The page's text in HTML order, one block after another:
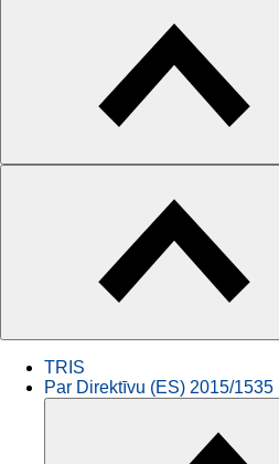
TRIS
Par Direktīvu (ES) 2015/1535